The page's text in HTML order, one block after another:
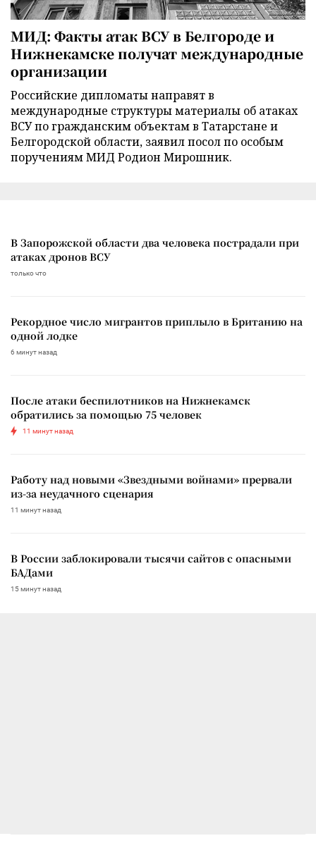
МИД: Факты атак ВСУ в Белгороде и
Нижнекамске получат международные
организации
Российские дипломаты направят в
международные структуры материалы об атаках
ВСУ по гражданским объектам в Татарстане и
Белгородской области, заявил посол по особым
поручениям МИД Родион Мирошник.
В Запорожской области два человека пострадали при
атаках дронов ВСУ
только что
Рекордное число мигрантов приплыло в Британию на
одной лодке
6 минут назад
После атаки беспилотников на Нижнекамск
обратились за помощью 75 человек
11 минут назад
Работу над новыми «Звездными войнами» прервали
из-за неудачного сценария
11 минут назад
В России заблокировали тысячи сайтов с опасными
БАДами
15 минут назад